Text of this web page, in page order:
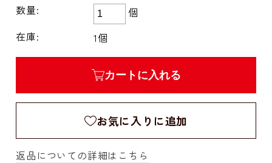
数量:
個
在庫:
1個
カートに入れる
お気に入りに追加
返品についての詳細はこちら